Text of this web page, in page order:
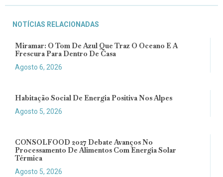
NOTÍCIAS RELACIONADAS
Miramar: O Tom De Azul Que Traz O Oceano E A
Frescura Para Dentro De Casa
Agosto 6, 2026
Habitação Social De Energia Positiva Nos Alpes
Agosto 5, 2026
CONSOLFOOD 2027 Debate Avanços No
Processamento De Alimentos Com Energia Solar
Térmica
Agosto 5, 2026